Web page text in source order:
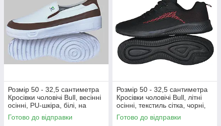
Розмір 50 - 32,5 сантиметра
Кросівки чоловічі Bull, весінні
осінні, PU-шкіра, білі, на
підошві з піни, легкі і зручні
Готово до відправки
Розмір 50 - 32,5 сантиметра
Кросівки чоловічі Bull, літні
осінні, текстиль сітка, чорні,
на підошві з піни, легкі і
зручні
Готово до відправки